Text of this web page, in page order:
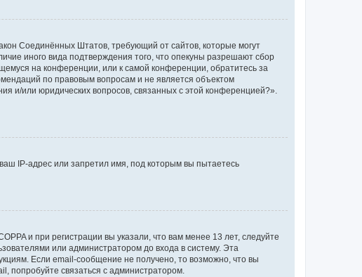
Соединённых Штатов, требующий от сайтов, которые могут
иного вида подтверждения того, что опекуны разрешают сбор
на конференции, или к самой конференции, обратитесь за
по правовым вопросам и не является объектом
и/или юридических вопросов, связанных с этой конференцией?».
IP-адрес или запретил имя, под которым вы пытаетесь
и при регистрации вы указали, что вам менее 13 лет, следуйте
или администратором до входа в систему. Эта
Если email-сообщение не получено, то возможно, что вы
попробуйте связаться с администратором.